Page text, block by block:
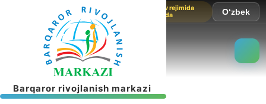
Barqaror rivojlanish markazi
Sayt sinov rejimida
ishlamoqda
O‘zbek